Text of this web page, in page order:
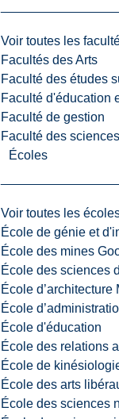
Voir toutes les
Facultés des Arts
Faculté des études
Faculté d'éducation
Faculté de gestion
Faculté des
Écoles
Voir toutes les
École de génie et
École des mines
École des sciences
École d’architecture
École
École d'éducation
École des relations
École de
École des arts
École des sciences